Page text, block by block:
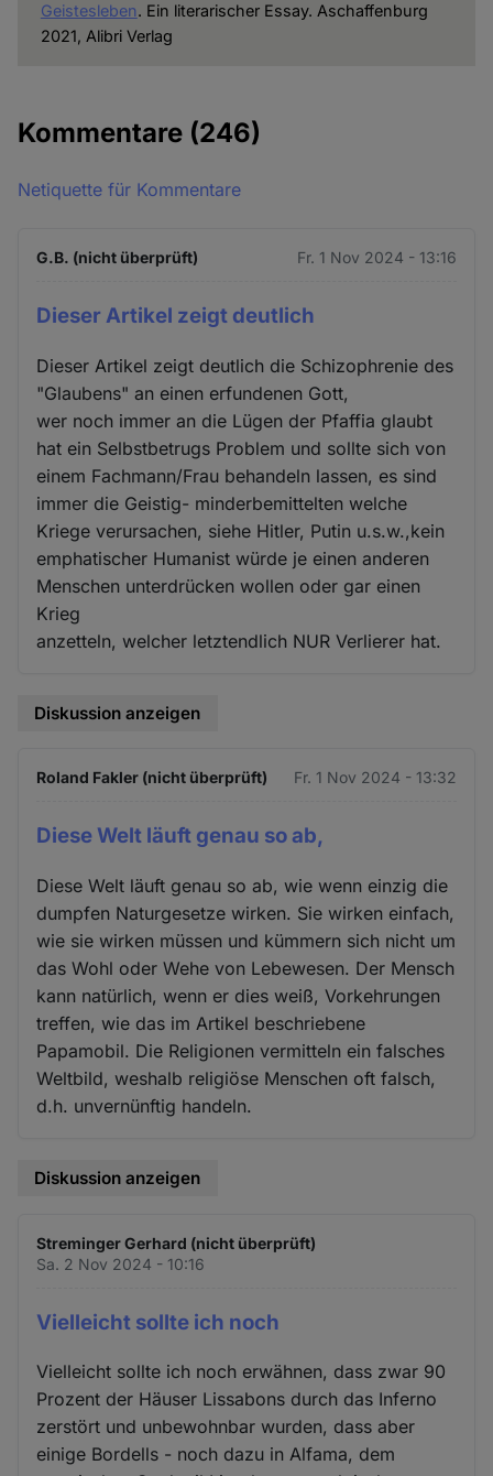
Geistesleben. Ein literarischer Essay. Aschaffenburg
2021, Alibri Verlag
Kommentare (246)
Netiquette für Kommentare
G.B. (nicht überprüft) Fr. 1 Nov 2024 - 13:16
Dieser Artikel zeigt deutlich
Dieser Artikel zeigt deutlich die Schizophrenie des
"Glaubens" an einen erfundenen Gott,
wer noch immer an die Lügen der Pfaffia glaubt
hat ein Selbstbetrugs Problem und sollte sich von
einem Fachmann/Frau behandeln lassen, es sind
immer die Geistig- minderbemittelten welche
Kriege verursachen, siehe Hitler, Putin u.s.w.,kein
emphatischer Humanist würde je einen anderen
Menschen unterdrücken wollen oder gar einen
Krieg
anzetteln, welcher letztendlich NUR Verlierer hat.
Diskussion anzeigen
Roland Fakler (nicht überprüft) Fr. 1 Nov 2024 - 13:32
Diese Welt läuft genau so ab,
Diese Welt läuft genau so ab, wie wenn einzig die
dumpfen Naturgesetze wirken. Sie wirken einfach,
wie sie wirken müssen und kümmern sich nicht um
das Wohl oder Wehe von Lebewesen. Der Mensch
kann natürlich, wenn er dies weiß, Vorkehrungen
treffen, wie das im Artikel beschriebene
Papamobil. Die Religionen vermitteln ein falsches
Weltbild, weshalb religiöse Menschen oft falsch,
d.h. unvernünftig handeln.
Diskussion anzeigen
Streminger Gerhard (nicht überprüft)
Sa. 2 Nov 2024 - 10:16
Vielleicht sollte ich noch
Vielleicht sollte ich noch erwähnen, dass zwar 90
Prozent der Häuser Lissabons durch das Inferno
zerstört und unbewohnbar wurden, dass aber
einige Bordells - noch dazu in Alfama, dem